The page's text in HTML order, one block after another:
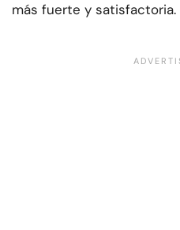
más fuerte y satisfactoria.